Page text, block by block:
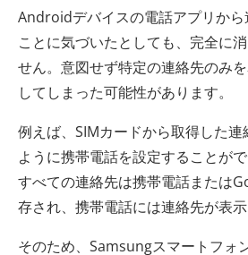
Androidデバイスの電話アプリから
ことに気づいたとしても、完全に
せん。意図せず特定の連絡先のみ
してしまった可能性があります。
例えば、SIMカードから取得した
ように携帯電話を設定することがで
すべての連絡先は携帯電話または
存され、携帯電話には連絡先が表示
そのため、Samsungスマートフォ